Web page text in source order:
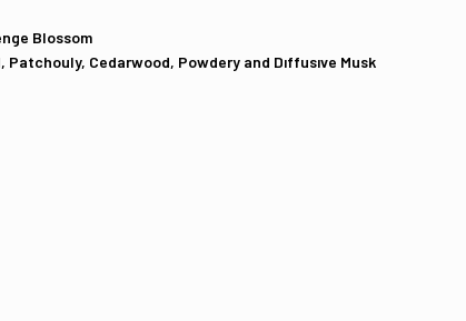
Blossom
Cedarwood, Powdery and Dıffusıve Musk